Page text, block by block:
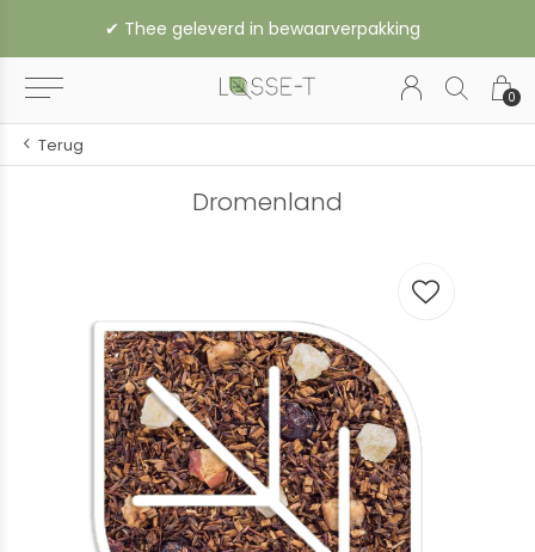
0
✔︎ Thee geleverd in bewaarverpakking
Terug
Dromenland